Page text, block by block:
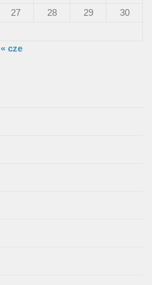
27 28 29
30
« cze